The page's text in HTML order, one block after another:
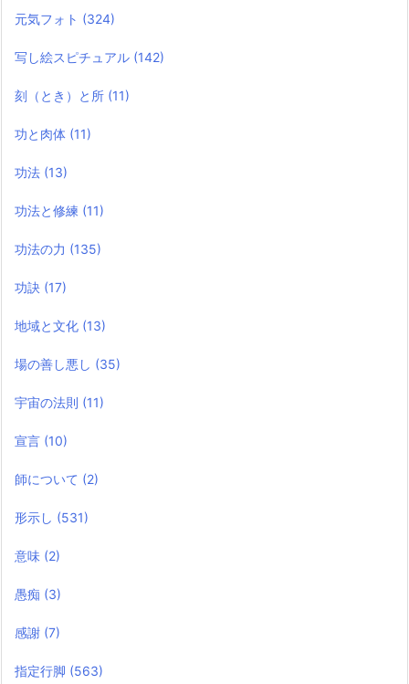
元気フォト (324)
写し絵スピチュアル (142)
刻（とき）と所 (11)
功と肉体 (11)
功法 (13)
功法と修練 (11)
功法の力 (135)
功訣 (17)
地域と文化 (13)
場の善し悪し (35)
宇宙の法則 (11)
宣言 (10)
師について (2)
形示し (531)
意味 (2)
愚痴 (3)
感謝 (7)
指定行脚 (563)